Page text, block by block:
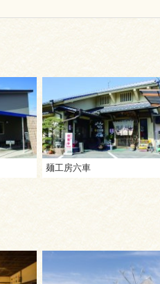
麺工房六車